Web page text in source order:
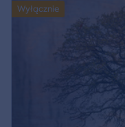
Wyłącznie